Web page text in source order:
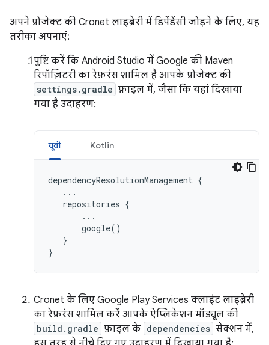
अपने प्रोजेक्ट की Cronet लाइब्रेरी में डिपेंडेंसी जोड़ने के लिए, यह
तरीका अपनाएं:
पुष्टि करें कि Android Studio में Google की Maven
रिपॉज़िटरी का रेफ़रंस शामिल है आपके प्रोजेक्ट की
settings.gradle फ़ाइल में, जैसा कि यहां दिखाया
गया है उदाहरण:
ग्रूवी Kotlin
dependencyResolutionManagement {
...
repositories {
...
google()
}
}
Cronet के लिए Google Play Services क्लाइंट लाइब्रेरी
का रेफ़रंस शामिल करें आपके ऐप्लिकेशन मॉड्यूल की
build.gradle फ़ाइल के dependencies सेक्शन में,